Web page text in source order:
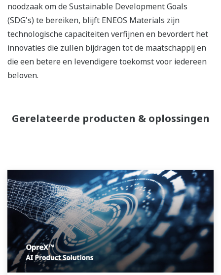
noodzaak om de Sustainable Development Goals
(SDG's) te bereiken, blijft ENEOS Materials zijn
technologische capaciteiten verfijnen en bevordert het
innovaties die zullen bijdragen tot de maatschappij en
die een betere en levendigere toekomst voor iedereen
beloven.
Gerelateerde producten & oplossingen